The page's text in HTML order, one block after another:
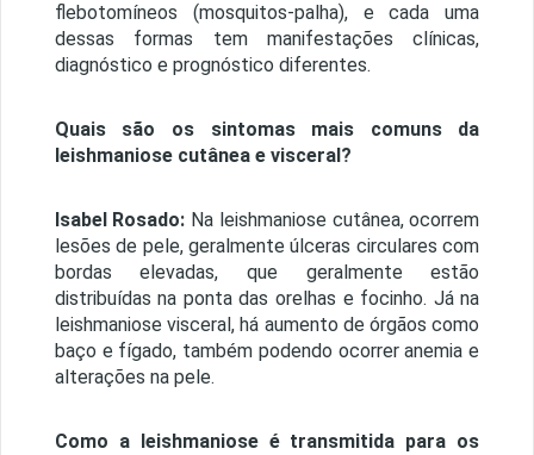
flebotomíneos (mosquitos-palha), e cada uma
dessas formas tem manifestações clínicas,
diagnóstico e prognóstico diferentes.
Quais são os sintomas mais comuns da
leishmaniose cutânea e visceral?
Isabel Rosado: Na leishmaniose cutânea, ocorrem
lesões de pele, geralmente úlceras circulares com
bordas elevadas, que geralmente estão
distribuídas na ponta das orelhas e focinho. Já na
leishmaniose visceral, há aumento de órgãos como
baço e fígado, também podendo ocorrer anemia e
alterações na pele.
Como a leishmaniose é transmitida para os